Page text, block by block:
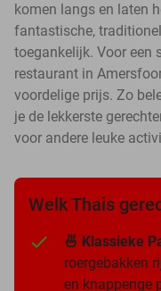
komen langs en laten
fantastische,
toegankelijk. Voor een
restaurant in
voordelige prijs. Zo
je de lekkerste
voor andere leuke
Welk Thais
🍜 Klassieke
roergebakken
en knapperige